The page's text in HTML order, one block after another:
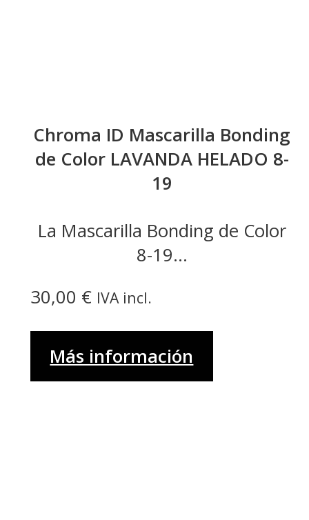
Chroma ID Mascarilla Bonding
de Color LAVANDA HELADO 8-
19
La Mascarilla Bonding de Color
8-19...
30,00 € IVA incl.
Más información